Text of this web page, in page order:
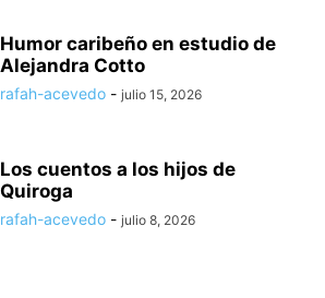
Humor caribeño en estudio de
Alejandra Cotto
rafah-acevedo - julio 15, 2026
Los cuentos a los hijos de
Quiroga
rafah-acevedo - julio 8, 2026